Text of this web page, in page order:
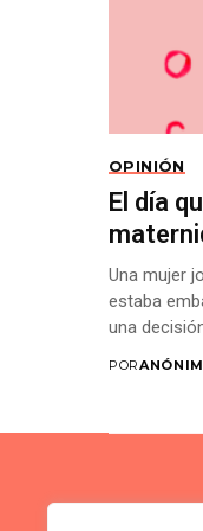
OPINIÓN
El día
Una mujer
estaba
una
POR